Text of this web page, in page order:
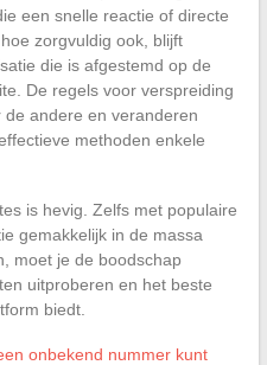
een snelle reactie of directe
zorgvuldig ook, blijft
die is afgestemd op de
De regels voor verspreiding
andere en veranderen
methoden enkele
is hevig. Zelfs met populaire
gemakkelijk in de massa
moet je de boodschap
uitproberen en het beste
biedt.
onbekend nummer kunt